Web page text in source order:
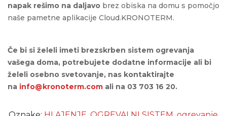
napak rešimo na daljavo brez obiska na domu s pomočjo
naše pametne aplikacije Cloud.KRONOTERM.
Če bi si želeli imeti brezskrben sistem ogrevanja
vašega doma, potrebujete dodatne informacije ali bi
želeli osebno svetovanje, nas kontaktirajte
na info@kronoterm.com ali na 03 703 16 20.